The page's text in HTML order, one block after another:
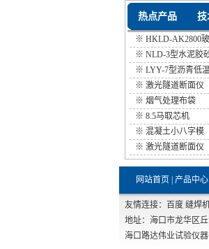
热点产品 技
※ HKLD-AK2800玻
※ NLD-3型水泥胶
※ LYY-7型沥青低温
※ 激光隧道断面仪
※ 烟气处理布袋
※ 8.5马取芯机
※ 混凝土小八字模
※ 激光隧道断面仪
网站首页 产品中心|
友情连接： 百度 缝焊
地址：海口市龙华区
海口路达伟业试验仪